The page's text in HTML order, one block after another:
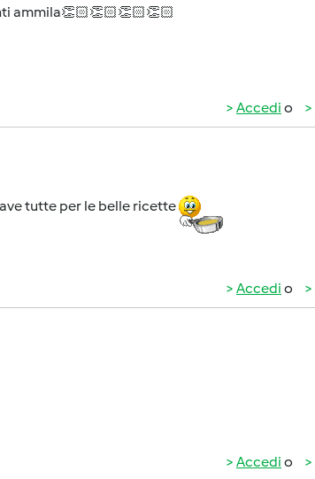
ammila👏🏻👏🏻👏🏻👏🏻
Accedi o
tutte per le belle ricette
Accedi o
Accedi o